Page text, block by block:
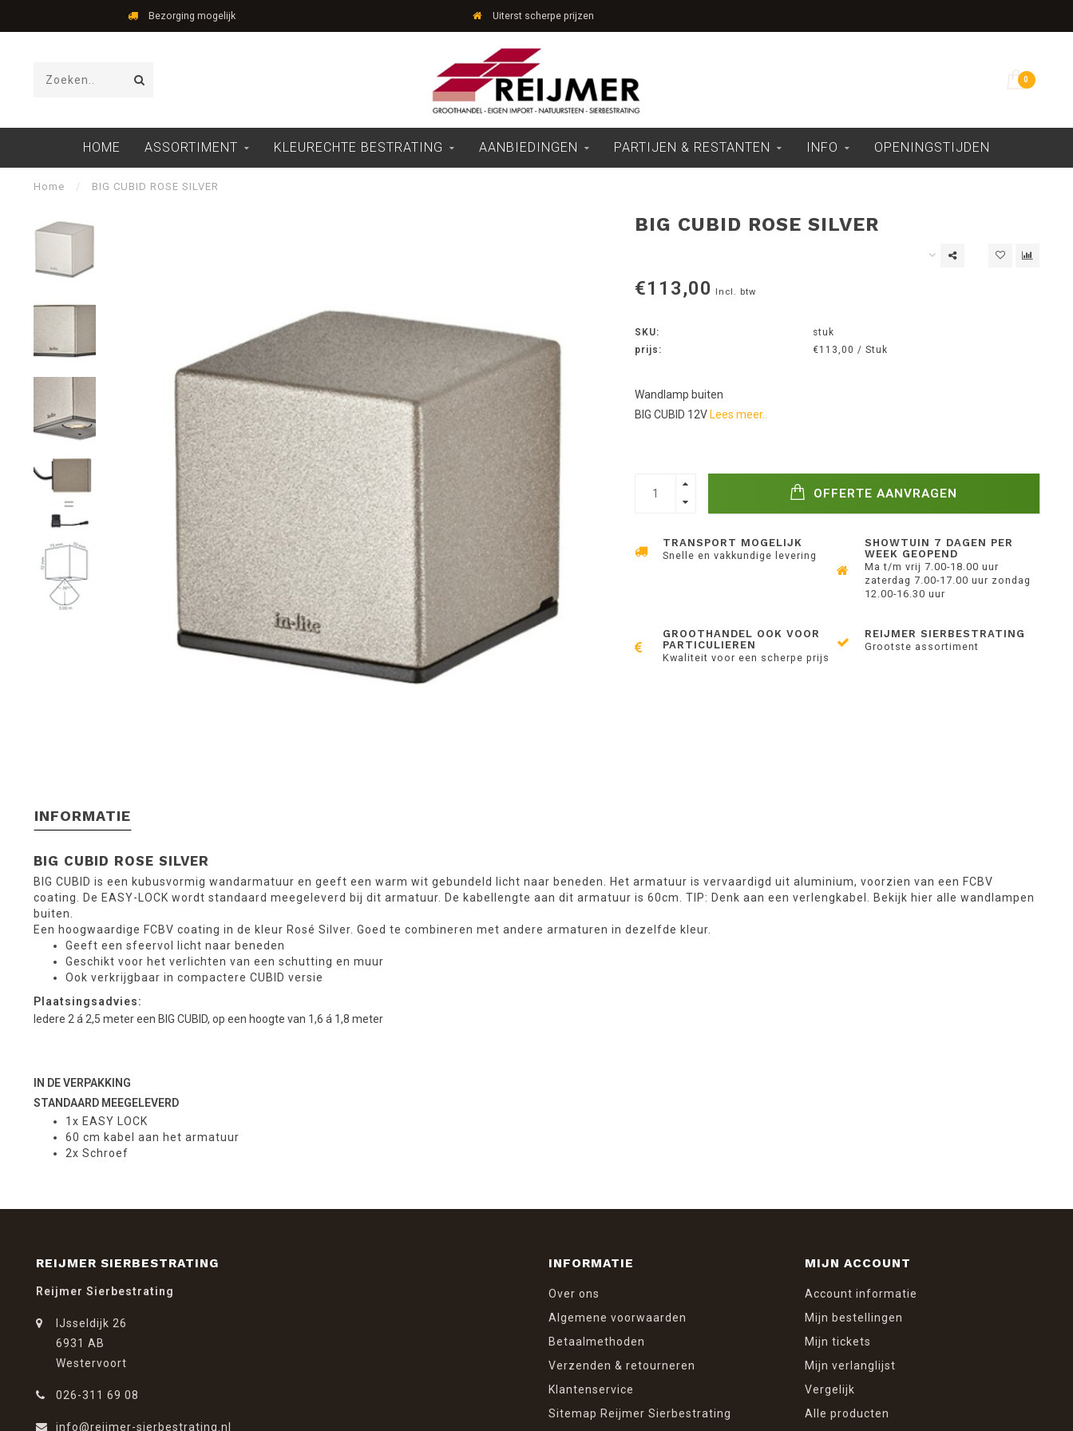
Bezorging mogelijk Uiterst scherpe prijzen
0
HOME ASSORTIMENT KLEURECHTE BESTRATING AANBIEDINGEN PARTIJEN & RESTANTEN INFO OPENINGSTIJDEN
Home / BIG CUBID ROSE SILVER
BIG CUBID ROSE SILVER
€113,00 Incl. btw
SKU:
stuk
prijs:
€113,00 / Stuk
Wandlamp buiten
BIG CUBID 12V Lees meer..
OFFERTE AANVRAGEN
TRANSPORT MOGELIJK
Snelle en vakkundige levering
SHOWTUIN 7 DAGEN PER
WEEK GEOPEND
Ma t/m vrij 7.00-18.00 uur
zaterdag 7.00-17.00 uur zondag
12.00-16.30 uur
GROOTHANDEL OOK VOOR
PARTICULIEREN
Kwaliteit voor een scherpe prijs
REIJMER SIERBESTRATING
Grootste assortiment
INFORMATIE
BIG CUBID ROSE SILVER
BIG CUBID is een kubusvormig wandarmatuur en geeft een warm wit gebundeld licht naar beneden. Het armatuur is vervaardigd uit aluminium, voorzien van een FCBV
coating. De EASY-LOCK wordt standaard meegeleverd bij dit armatuur. De kabellengte aan dit armatuur is 60cm. TIP: Denk aan een verlengkabel. Bekijk hier alle wandlampen
buiten.
Een hoogwaardige FCBV coating in de kleur Rosé Silver. Goed te combineren met andere armaturen in dezelfde kleur.
Geeft een sfeervol licht naar beneden
Geschikt voor het verlichten van een schutting en muur
Ook verkrijgbaar in compactere CUBID versie
Plaatsingsadvies:
Iedere 2 á 2,5 meter een BIG CUBID, op een hoogte van 1,6 á 1,8 meter
IN DE VERPAKKING
STANDAARD MEEGELEVERD
1x EASY LOCK
60 cm kabel aan het armatuur
2x Schroef
REIJMER SIERBESTRATING
Reijmer Sierbestrating
IJsseldijk 26
6931 AB
Westervoort
026-311 69 08
info@reijmer-sierbestrating.nl
INFORMATIE
Over ons
Algemene voorwaarden
Betaalmethoden
Verzenden & retourneren
Klantenservice
Sitemap Reijmer Sierbestrating
MIJN ACCOUNT
Account informatie
Mijn bestellingen
Mijn tickets
Mijn verlanglijst
Vergelijk
Alle producten